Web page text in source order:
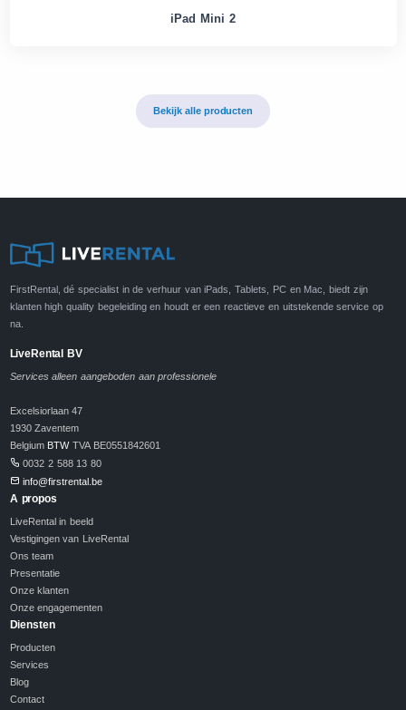
iPad Mini 2
Bekijk alle producten
FirstRental, dé specialist in de verhuur van iPads, Tablets, PC en Mac, biedt zijn
klanten high quality begeleiding en houdt er een reactieve en uitstekende service op
na.
LiveRental BV
Services alleen aangeboden aan professionele
Excelsiorlaan 47
1930 Zaventem
Belgium BTWTVA BE0551842601
0032 2 588 13 80
info@firstrental.be
A propos
LiveRental in beeld
Vestigingen van LiveRental
Ons team
Presentatie
Onze klanten
Onze engagementen
Diensten
Producten
Services
Blog
Contact